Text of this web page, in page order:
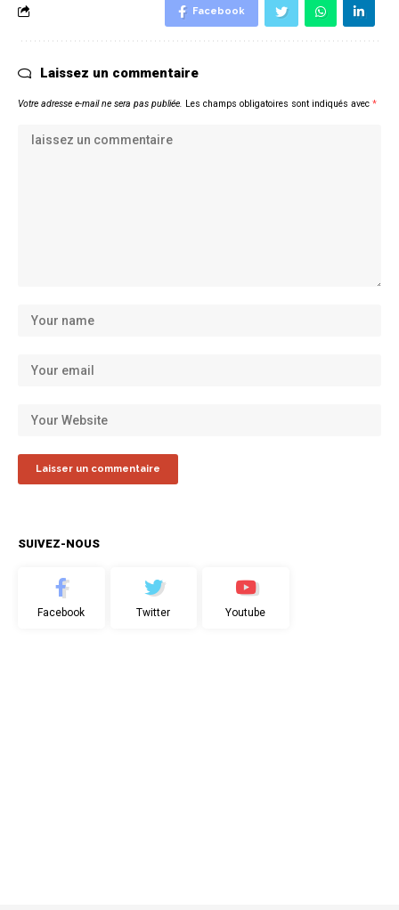
Facebook
Laissez un commentaire
Votre adresse e-mail ne sera pas publiée. Les champs obligatoires sont indiqués avec *
SUIVEZ-NOUS
Facebook Twitter Youtube